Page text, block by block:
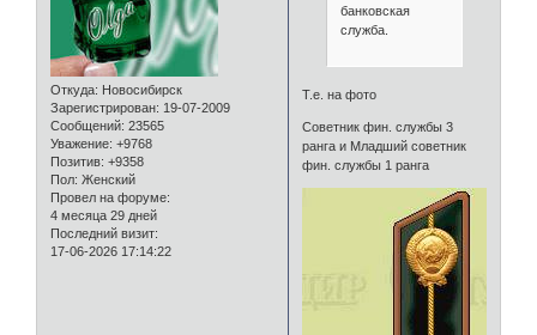
Откуда: Новосибирск
Зарегистрирован: 19-07-2009
Сообщений: 23565
Уважение: +9768
Позитив: +9358
Пол: Женский
Провел на форуме:
4 месяца 29 дней
Последний визит:
17-06-2026 17:14:22
банковская
служба.
Т.е. на фото
Советник фин. службы 3
ранга и Младший советник
фин. службы 1 ранга